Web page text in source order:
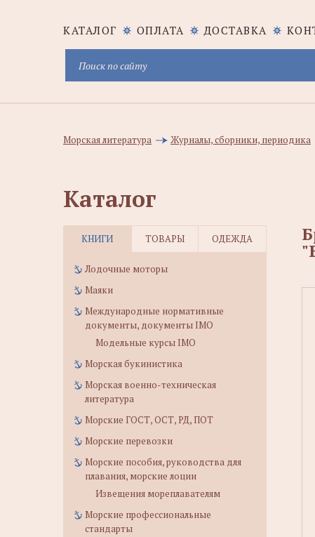
КАТАЛОГ ОПЛАТА ДОСТАВКА
Морская литература Журналы, сборники, периодика
Каталог
КНИГИ ТОВАРЫ ОДЕЖДА
Лодочные моторы
Маяки
Международные нормативные
документы, документы IMO
Модельные курсы IMO
Морская букинистика
Морская военно-техническая
литература
Морские ГОСТ, ОСТ, РД, ПОТ
Морские перевозки
Морские пособия, руководства для
плавания, морские лоции
Извещения мореплавателям
Морские профессиональные
стандарты